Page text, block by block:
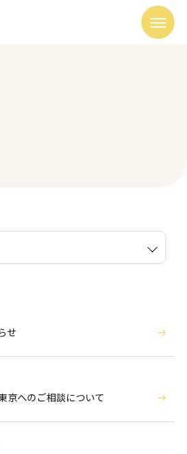
せ
京へのご相談について